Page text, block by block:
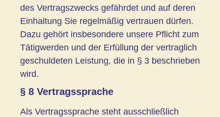
des Vertragszwecks gefährdet und auf deren
Einhaltung Sie regelmäßig vertrauen dürfen.
Dazu gehört insbesondere unsere Pflicht zum
Tätigwerden und der Erfüllung der vertraglich
geschuldeten Leistung, die in § 3 beschrieben
wird.
§ 8 Vertragssprache
Als Vertragssprache steht ausschließlich